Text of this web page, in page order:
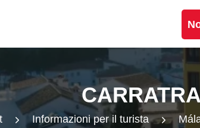
Informazioni per il turista